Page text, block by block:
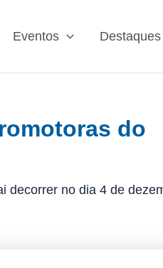
Eventos Destaques
do
decorrer no dia 4 de